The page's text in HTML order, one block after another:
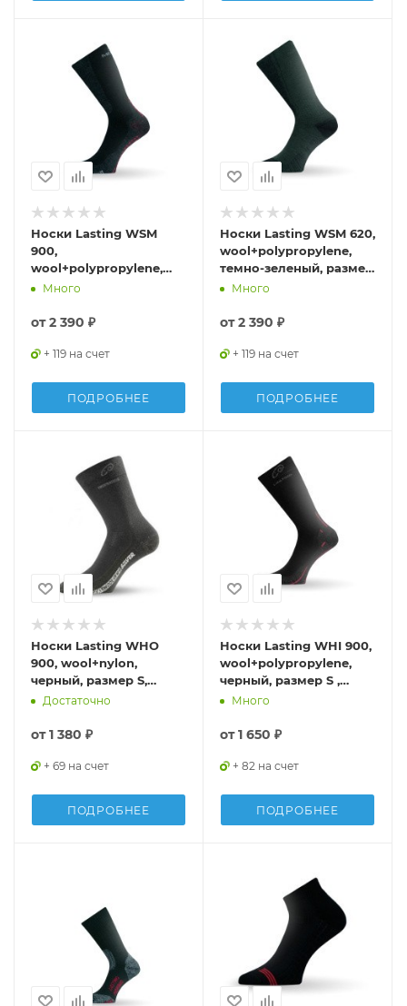
Носки Lasting WSM
900,
wool+polypropylene,
черный, размер S,
Много
от2 390 ₽
+ 119 на счет
ПОДРОБНЕЕ
Носки Lasting WSM 620,
wool+polypropylene,
темно-зеленый, размер
M , WSM620-M
Много
от2 390 ₽
+ 119 на счет
ПОДРОБНЕЕ
Носки Lasting WHO
900, wool+nylon,
черный, размер S,
WHO900S
Достаточно
от1 380 ₽
+ 69 на счет
ПОДРОБНЕЕ
Носки Lasting WHI 900,
wool+polypropylene,
черный, размер S ,
WHI900-S
Много
от1 650 ₽
+ 82 на счет
ПОДРОБНЕЕ